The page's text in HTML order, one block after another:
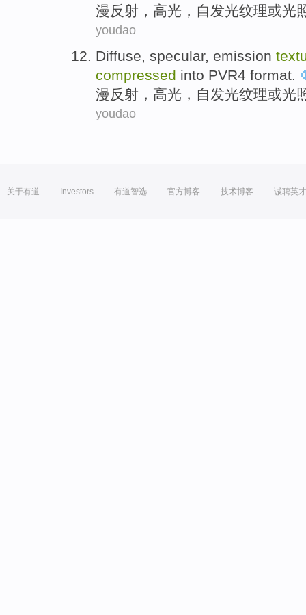
漫反射 ， 高光 ，自发光纹理或光
youdao
Diffuse, specular, emission
compressed into PVR4 format.
漫反射 ， 高光 ，自发光纹理或光
youdao
关于有道 Investors 有道智选 官方博客 技术博客 诚聘英才